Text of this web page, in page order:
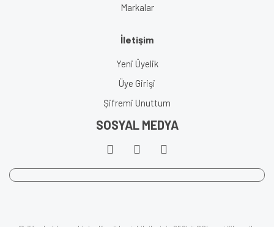
Markalar
İletişim
Yeni Üyelik
Üye Girişi
Şifremi Unuttum
SOSYAL MEDYA